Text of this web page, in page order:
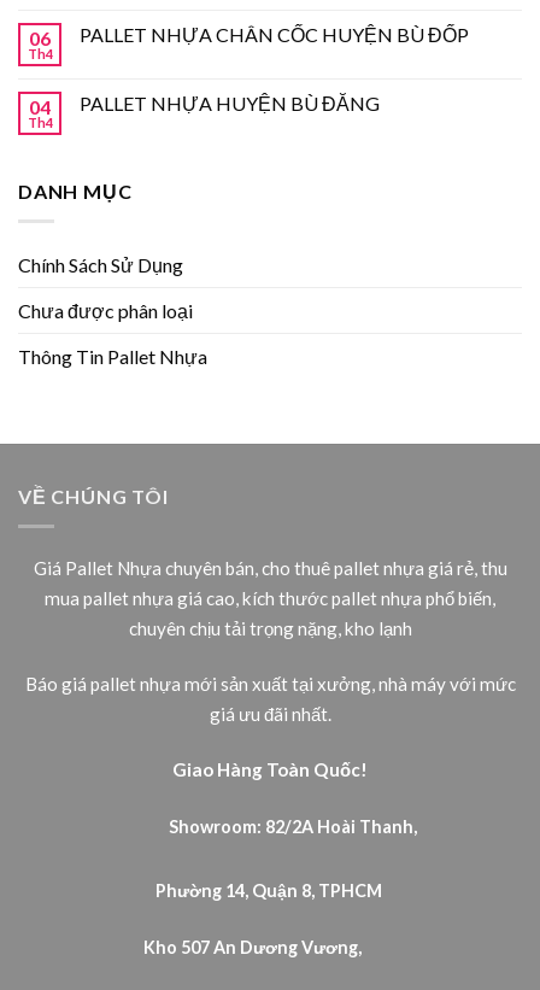
06
Th4
PALLET NHỰA CHÂN CỐC HUYỆN BÙ ĐỐP
04
Th4
PALLET NHỰA HUYỆN BÙ ĐĂNG
DANH MỤC
Chính Sách Sử Dụng
Chưa được phân loại
Thông Tin Pallet Nhựa
VỀ CHÚNG TÔI
Giá Pallet Nhựa chuyên bán, cho thuê pallet nhựa giá rẻ, thu
mua pallet nhựa giá cao, kích thước pallet nhựa phổ biến,
chuyên chịu tải trọng nặng, kho lạnh
Báo giá pallet nhựa mới sản xuất tại xưởng, nhà máy với mức
giá ưu đãi nhất.
Giao Hàng Toàn Quốc!
Showroom: 82/2A Hoài Thanh,
Phường 14, Quận 8, TPHCM
Kho 507 An Dương Vương,